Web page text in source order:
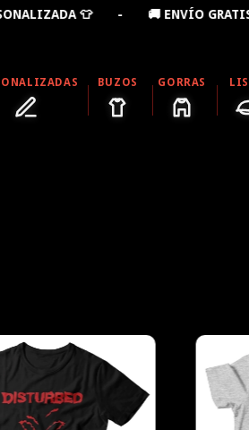
👕 - 🚚 ENVÍO GRATIS
BUZOS GORRAS